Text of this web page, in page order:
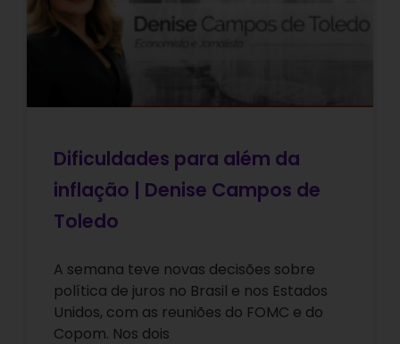
Dificuldades para além da
inflação | Denise Campos de
Toledo
A semana teve novas decisões sobre
política de juros no Brasil e nos Estados
Unidos, com as reuniões do FOMC e do
Copom. Nos dois